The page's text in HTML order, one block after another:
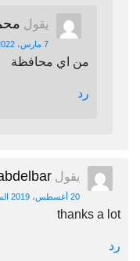
يقول
7 مارس، 2022 الساعة 7:22 م
من اي محافظة
رد
يقول
20 أغسطس، 2019 الساعة 11:23 ص
thanks a lot
رد